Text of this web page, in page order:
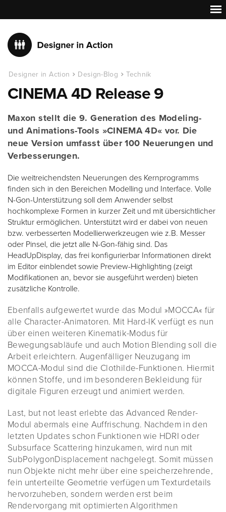
Designer in Action Design-Blog Technik
CINEMA 4D Release 9
Maxon stellt die 9. Generation des Modeling-
und Animations-Tools »CINEMA 4D« vor. Die
neue Version umfasst über 100 Neuerungen und
Verbesserungen.
Die weitreichendsten Neuerungen des Kernprogramms
finden sich in den Bereichen Modelling und Interface. Volle
N-Gon-Unterstützung soll dem Anwender selbst
hochkomplexe Formen in kurzer Zeit und mit übersichtlicher
Struktur ermöglichen. Unterstützt wird er dabei von neuen
bzw. verbesserten Modellierwerkzeugen wie z.B. Messer
oder Pinsel, die jetzt alle N-Gon-fähig sind. Das
HeadUpDisplay, das frei konfigurierbar Informationen direkt
im Editor einblendet sowie Preview-Highlighting (zeigt
Modifikationen an, bevor sie ausgeführt werden) bieten
zusätzliche Kontrolle.
Ebenfalls aufgewertet wurde das Modul »MOCCA« für
alle Character-Animatoren. Mit Hard-IK verfügt es nun
über einen weiteren Kinematik-Modus für
Bewegungsabläufe und auch Motion Blending soll die
Arbeit erleichtern. Augenfälliger Neuzugang im
MOCCA-Modul sind die Clothilde-Funktionen. Hiermit
können Stoffe, und im besonderen Bekleidung für
digitale Figuren erzeugt und animiert werden.
Last, but not least erlebte das Advanced Render-
Modul abermals eine Auffrischung. Nachdem in den
letzten Updates schon Funktionen wie HDRI oder
Subsurface Scattering hinzukamen, wird nun mit
SubPolygonDisplacement nachgelegt. Somit müssen
nun Objekte nicht mehr über eine speicherzehrende,
fein unterteilte Geometrie verfügen um Texturdetails
hervorzuheben, sondern werden erst beim
Rendervorgang mit optimierten Algorithmen